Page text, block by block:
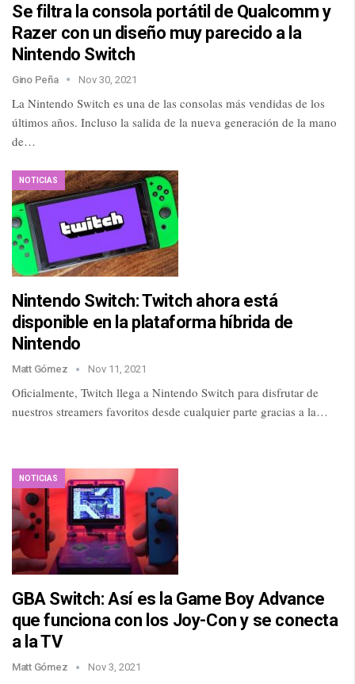
Se filtra la consola portátil de Qualcomm y
Razer con un diseño muy parecido a la
Nintendo Switch
Gino Peña Nov 30, 2021
La Nintendo Switch es una de las consolas más vendidas de los
últimos años. Incluso la salida de la nueva generación de la mano
de…
NOTICIAS
Nintendo Switch: Twitch ahora está
disponible en la plataforma híbrida de
Nintendo
Matt Gómez Nov 11, 2021
Oficialmente, Twitch llega a Nintendo Switch para disfrutar de
nuestros streamers favoritos desde cualquier parte gracias a la…
NOTICIAS
GBA Switch: Así es la Game Boy Advance
que funciona con los Joy-Con y se conecta
a la TV
Matt Gómez Nov 3, 2021